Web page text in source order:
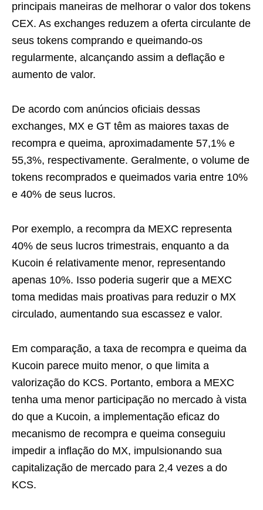
principais maneiras de melhorar o valor dos tokens
CEX. As exchanges reduzem a oferta circulante de
seus tokens comprando e queimando-os
regularmente, alcançando assim a deflação e
aumento de valor.
De acordo com anúncios oficiais dessas
exchanges, MX e GT têm as maiores taxas de
recompra e queima, aproximadamente 57,1% e
55,3%, respectivamente. Geralmente, o volume de
tokens recomprados e queimados varia entre 10%
e 40% de seus lucros.
Por exemplo, a recompra da MEXC representa
40% de seus lucros trimestrais, enquanto a da
Kucoin é relativamente menor, representando
apenas 10%. Isso poderia sugerir que a MEXC
toma medidas mais proativas para reduzir o MX
circulado, aumentando sua escassez e valor.
Em comparação, a taxa de recompra e queima da
Kucoin parece muito menor, o que limita a
valorização do KCS. Portanto, embora a MEXC
tenha uma menor participação no mercado à vista
do que a Kucoin, a implementação eficaz do
mecanismo de recompra e queima conseguiu
impedir a inflação do MX, impulsionando sua
capitalização de mercado para 2,4 vezes a do
KCS.